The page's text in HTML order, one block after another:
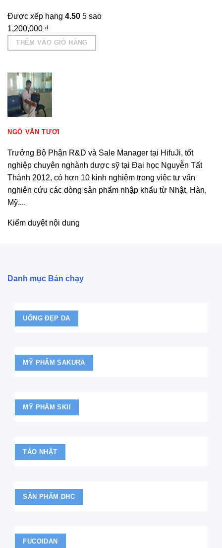
Được xếp hạng 4.505 sao
1,200,000 ₫
THÊM VÀO GIỎ HÀNG
NGÔ VĂN TƯƠI
Trưởng Bộ Phận R&D và Sale Manager tại HifuJi, tốt
nghiệp chuyên nghành dược sỹ tại Đại học Nguyễn Tất
Thành 2012, có hơn 10 kinh nghiệm trong việc tư vấn
nghiên cứu các dòng sản phẩm nhập khẩu từ Nhật, Hàn,
Mỹ....
Kiểm duyệt nội dung
Danh mục Bán chạy
UỐNG ĐẸP DA
MỸ PHẨM SAKURA
MỸ PHẨM SKII
TẢO NHẬT
SẢN PHẨM DHC
FUCOIDAN